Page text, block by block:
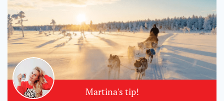
Martina's tip!